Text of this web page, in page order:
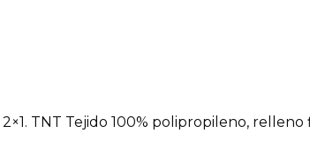
TNT Tejido 100% polipropileno, relleno